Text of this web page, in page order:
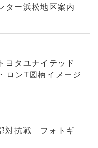
ター浜松地区案内
タユナイテッド
ロンT図柄イメージ
対抗戦 フォトギ